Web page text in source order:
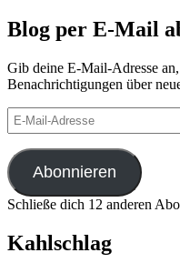
Blog per E-Mail
Gib deine E-Mail-Adresse
Benachrichtigungen über
E-
Mail-
Adresse
Abonnieren
Schließe dich 12 anderen
Kahlschlag